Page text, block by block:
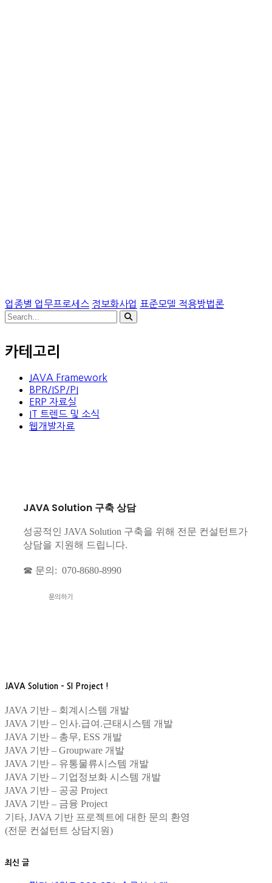
업종별 업무프로세스 정보화사업 표준모델 적용방법론
카테고리
JAVA Framework
BPR/ISP/PI
ERP 자료실
IT 트렌드 및 소식
웹개발자료
JAVA Solution 구축 상담
성공적인 JAVA Solution 구축을 위해 전문 컨설턴트가
상담을 지원해 드립니다.
☎ 문의: 070-8680-8990
문의하기
JAVA Solution – SI Project !
JAVA 기반 – 회계시스템 개발
JAVA 기반 – 인사.급여.근태시스템 개발
JAVA 기반 – 총무, ESS 개발
JAVA 기반 – Groupware 개발
JAVA 기반 – 유통물류시스템 개발
JAVA 기반 – 기업정보화 시스템 개발
JAVA 기반 – 공공 Project
JAVA 기반 – 금융 Project
기타, JAVA 기반 프로젝트에 대한 문의 환영
(전문 컨설턴트 상담지원)
최신 글